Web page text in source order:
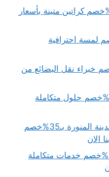
نقل عفش مكة بـ35%خصم كراتين متينة بأسعار
جدة بـ30%خصم لمسة احترافية
من جدة بـ35%خصم خبراء نقل البضائع من
نقل عفش جدة السامر بـ35%خصم حلول متكاملة
ارخص شركة نقل عفش بالمدينة المنورة بـ35%خصم
الان
شركة نقل اثاث بالدمام بـ35%خصم خدمات متكاملة